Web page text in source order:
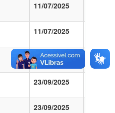
11/07/2025
11/07/2025
23/09/2025
23/09/2025
23/09/2025